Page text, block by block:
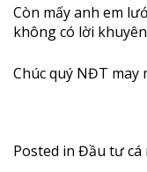
Còn mấy anh em
không có lời
Chúc quý NĐT may
Posted in Đầu tư cá